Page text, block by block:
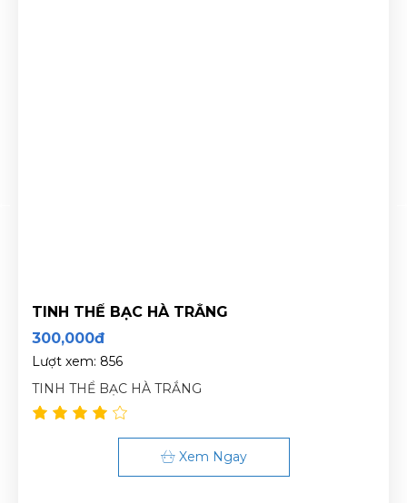
TINH THỂ BẠC HÀ TRẮNG
300,000đ
Lượt xem: 856
TINH THỂ BẠC HÀ TRẮNG
Xem Ngay